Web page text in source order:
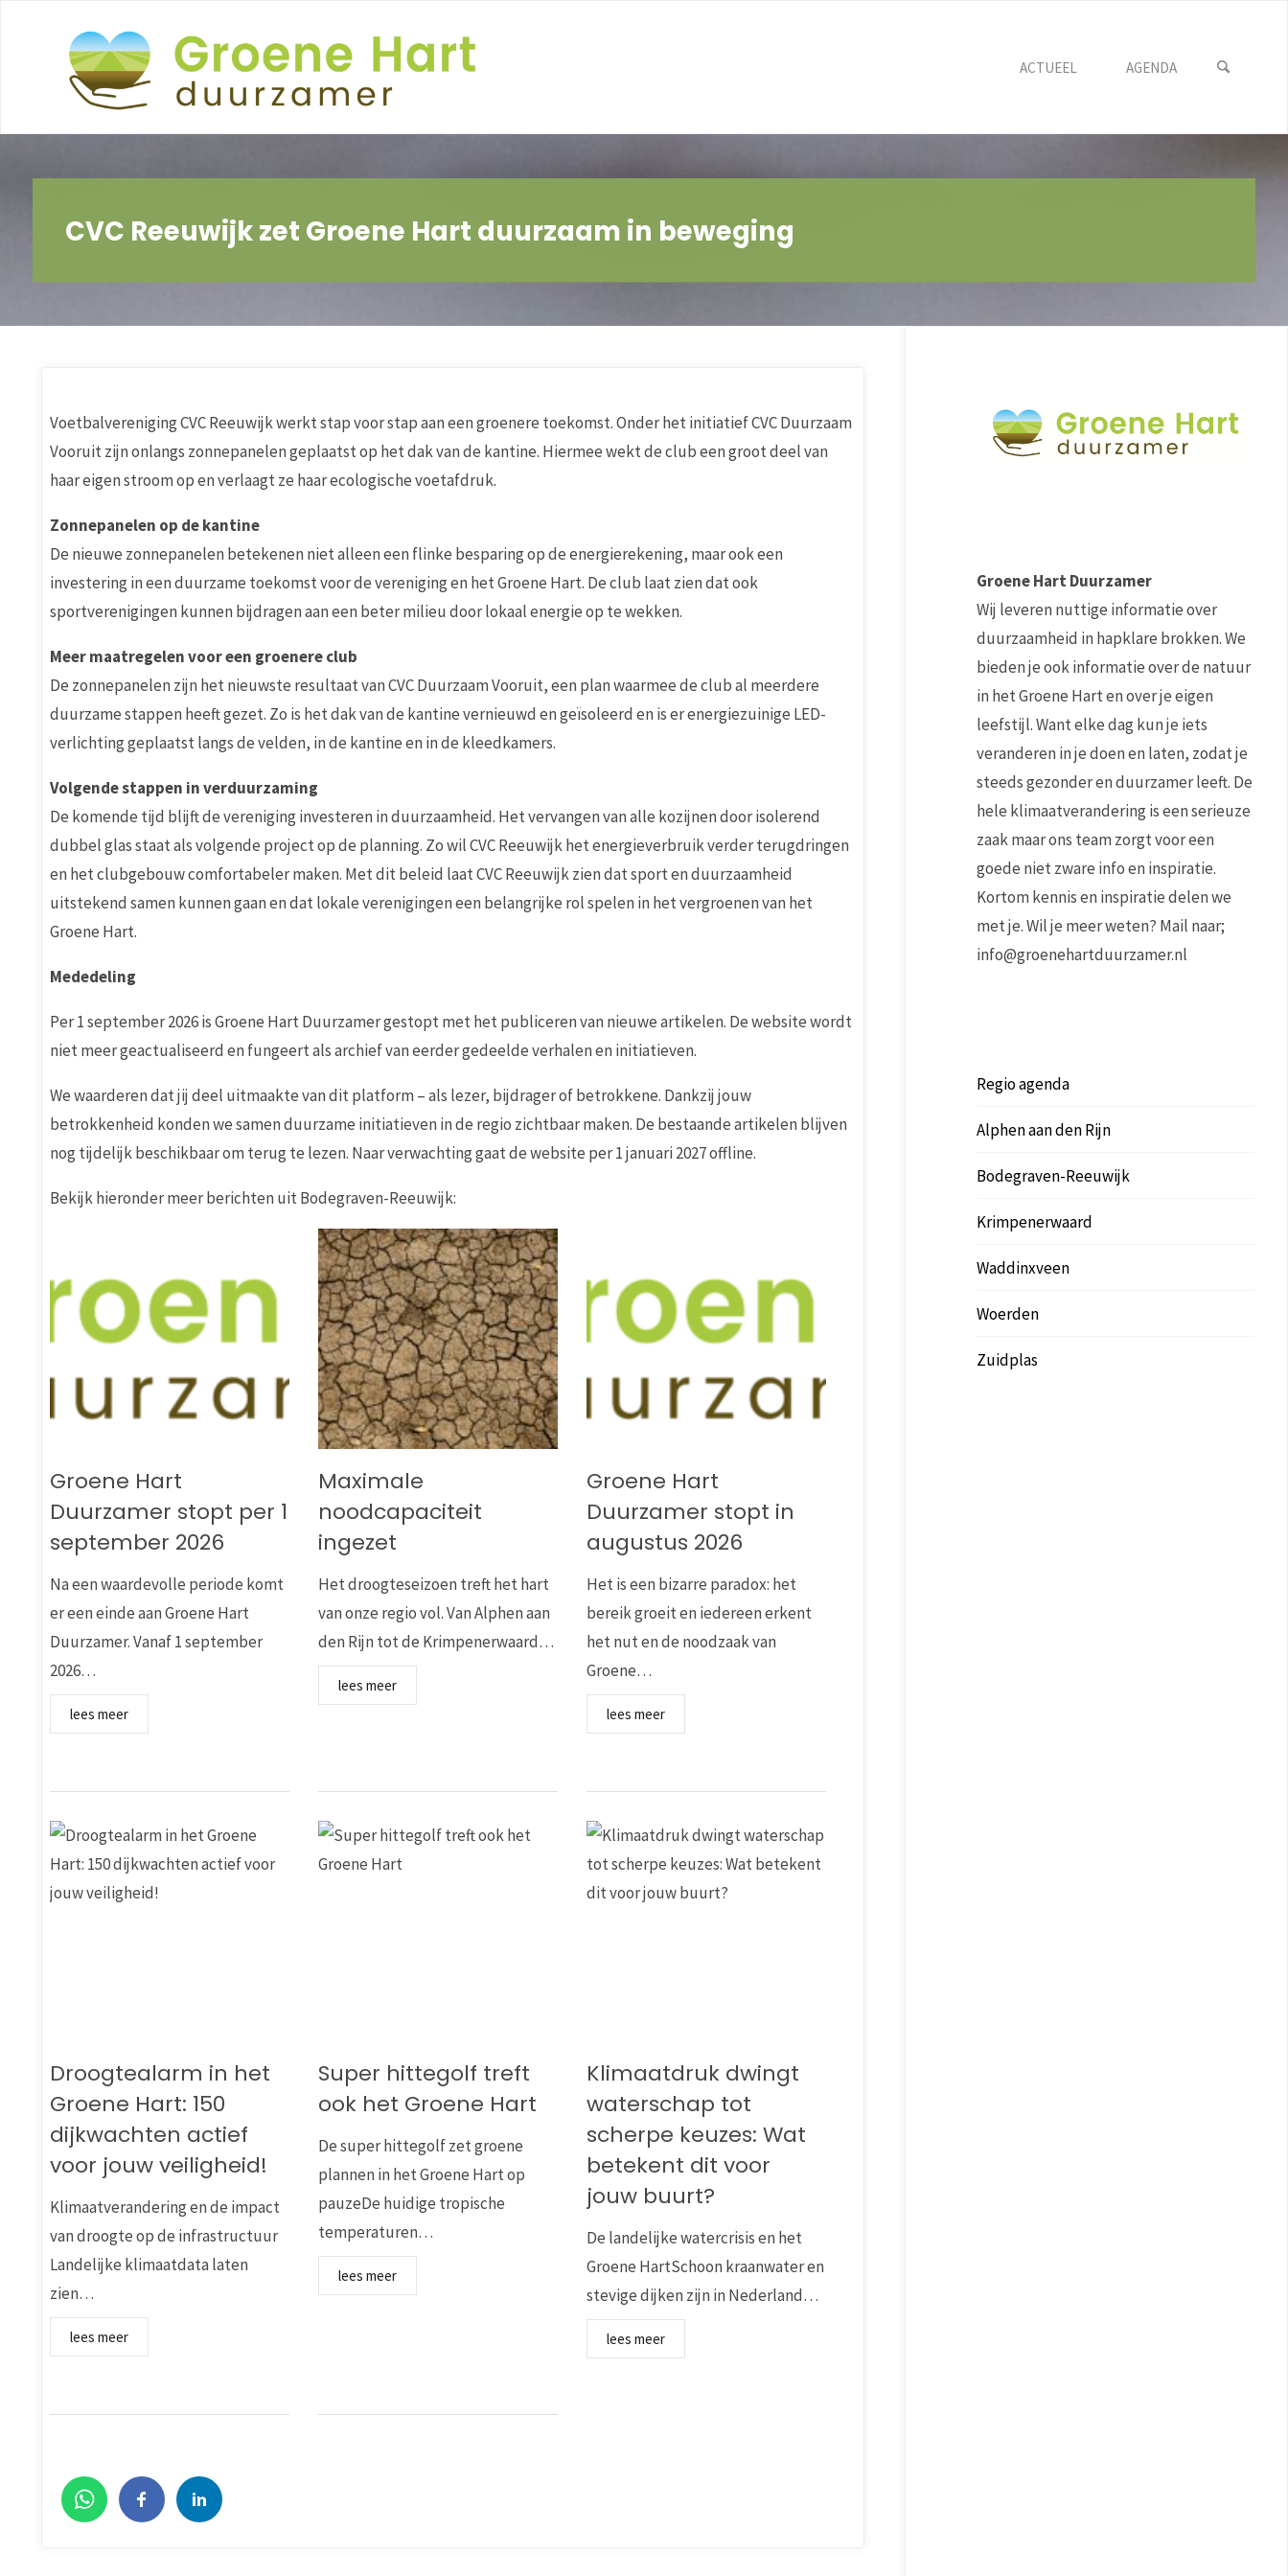
ACTUEEL AGENDA
CVC Reeuwijk zet Groene Hart duurzaam in beweging
Voetbalvereniging CVC Reeuwijk werkt stap voor stap aan een groenere toekomst. Onder het initiatief CVC Duurzaam
Vooruit zijn onlangs zonnepanelen geplaatst op het dak van de kantine. Hiermee wekt de club een groot deel van
haar eigen stroom op en verlaagt ze haar ecologische voetafdruk.
Zonnepanelen op de kantine
De nieuwe zonnepanelen betekenen niet alleen een flinke besparing op de energierekening, maar ook een
investering in een duurzame toekomst voor de vereniging en het Groene Hart. De club laat zien dat ook
sportverenigingen kunnen bijdragen aan een beter milieu door lokaal energie op te wekken.
Meer maatregelen voor een groenere club
De zonnepanelen zijn het nieuwste resultaat van CVC Duurzaam Vooruit, een plan waarmee de club al meerdere
duurzame stappen heeft gezet. Zo is het dak van de kantine vernieuwd en geïsoleerd en is er energiezuinige LED-
verlichting geplaatst langs de velden, in de kantine en in de kleedkamers.
Volgende stappen in verduurzaming
De komende tijd blijft de vereniging investeren in duurzaamheid. Het vervangen van alle kozijnen door isolerend
dubbel glas staat als volgende project op de planning. Zo wil CVC Reeuwijk het energieverbruik verder terugdringen
en het clubgebouw comfortabeler maken. Met dit beleid laat CVC Reeuwijk zien dat sport en duurzaamheid
uitstekend samen kunnen gaan en dat lokale verenigingen een belangrijke rol spelen in het vergroenen van het
Groene Hart.
Mededeling
Per 1 september 2026 is Groene Hart Duurzamer gestopt met het publiceren van nieuwe artikelen. De website wordt
niet meer geactualiseerd en fungeert als archief van eerder gedeelde verhalen en initiatieven.
We waarderen dat jij deel uitmaakte van dit platform – als lezer, bijdrager of betrokkene. Dankzij jouw
betrokkenheid konden we samen duurzame initiatieven in de regio zichtbaar maken. De bestaande artikelen blijven
nog tijdelijk beschikbaar om terug te lezen. Naar verwachting gaat de website per 1 januari 2027 offline.
Bekijk hieronder meer berichten uit Bodegraven-Reeuwijk:
Groene Hart
Duurzamer stopt per 1
september 2026
Na een waardevolle periode komt
er een einde aan Groene Hart
Duurzamer. Vanaf 1 september
2026…
lees meer
Maximale
noodcapaciteit
ingezet
Het droogteseizoen treft het hart
van onze regio vol. Van Alphen aan
den Rijn tot de Krimpenerwaard…
lees meer
Groene Hart
Duurzamer stopt in
augustus 2026
Het is een bizarre paradox: het
bereik groeit en iedereen erkent
het nut en de noodzaak van
Groene…
lees meer
Droogtealarm in het
Groene Hart: 150
dijkwachten actief
voor jouw veiligheid!
Klimaatverandering en de impact
van droogte op de infrastructuur
Landelijke klimaatdata laten
zien…
lees meer
Super hittegolf treft
ook het Groene Hart
De super hittegolf zet groene
plannen in het Groene Hart op
pauzeDe huidige tropische
temperaturen…
lees meer
Klimaatdruk dwingt
waterschap tot
scherpe keuzes: Wat
betekent dit voor
jouw buurt?
De landelijke watercrisis en het
Groene HartSchoon kraanwater en
stevige dijken zijn in Nederland…
lees meer
Groene Hart Duurzamer
Wij leveren nuttige informatie over
duurzaamheid in hapklare brokken. We
bieden je ook informatie over de natuur
in het Groene Hart en over je eigen
leefstijl. Want elke dag kun je iets
veranderen in je doen en laten, zodat je
steeds gezonder en duurzamer leeft. De
hele klimaatverandering is een serieuze
zaak maar ons team zorgt voor een
goede niet zware info en inspiratie.
Kortom kennis en inspiratie delen we
met je. Wil je meer weten? Mail naar;
info@groenehartduurzamer.nl
Regio agenda
Alphen aan den Rijn
Bodegraven-Reeuwijk
Krimpenerwaard
Waddinxveen
Woerden
Zuidplas